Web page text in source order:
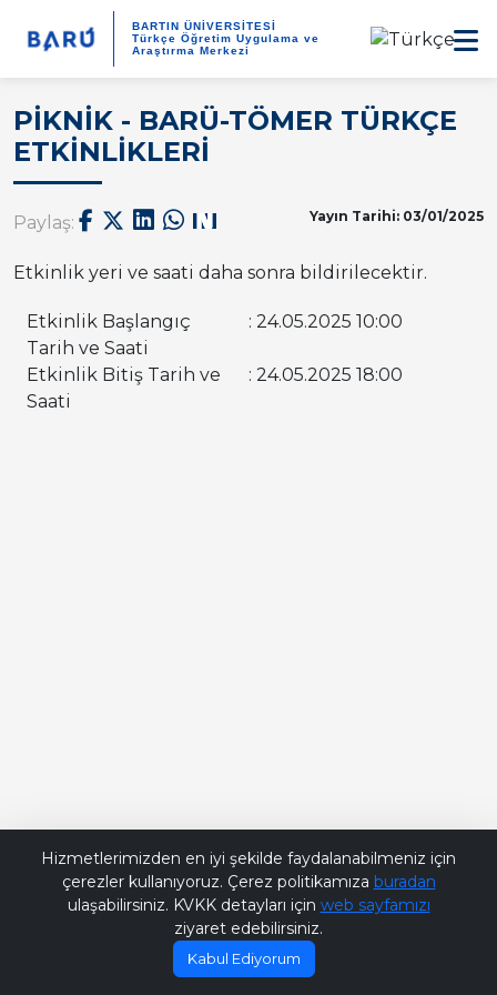
BARTIN ÜNİVERSİTESİ
Türkçe Öğretim Uygulama ve
Araştırma Merkezi
PİKNİK - BARÜ-TÖMER TÜRKÇE
ETKİNLİKLERİ
Paylaş: Yayın Tarihi: 03/01/2025
Etkinlik yeri ve saati daha sonra bildirilecektir.
Etkinlik Başlangıç
Tarih ve Saati
: 24.05.2025 10:00
Etkinlik Bitiş Tarih ve
Saati
: 24.05.2025 18:00
Hizmetlerimizden en iyi şekilde faydalanabilmeniz için
çerezler kullanıyoruz. Çerez politikamıza buradan
ulaşabilirsiniz. KVKK detayları için web sayfamızı
ziyaret edebilirsiniz.
Kabul Ediyorum
Bana Soru Sor | Ask Me